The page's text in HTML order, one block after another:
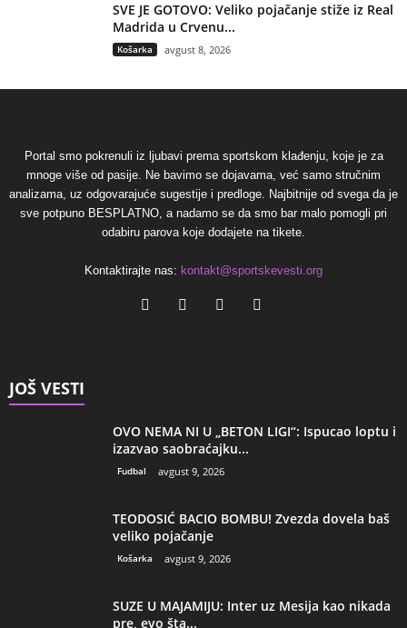
SVE JE GOTOVO: Veliko pojačanje stiže iz Real
Madrida u Crvenu...
Košarka avgust 8, 2026
Portal smo pokrenuli iz ljubavi prema sportskom klađenju, koje je za
mnoge više od pasije. Ne bavimo se dojavama, već samo stručnim
analizama, uz odgovarajuće sugestije i predloge. Najbitnije od svega da je
sve potpuno BESPLATNO, a nadamo se da smo bar malo pomogli pri
odabiru parova koje dodajete na tikete.
Kontaktirajte nas: kontakt@sportskevesti.org
JOŠ VESTI
OVO NEMA NI U „BETON LIGI“: Ispucao loptu i
izazvao saobraćajku...
Fudbal avgust 9, 2026
TEODOSIĆ BACIO BOMBU! Zvezda dovela baš
veliko pojačanje
Košarka avgust 9, 2026
SUZE U MAJAMIJU: Inter uz Mesija kao nikada
pre, evo šta...